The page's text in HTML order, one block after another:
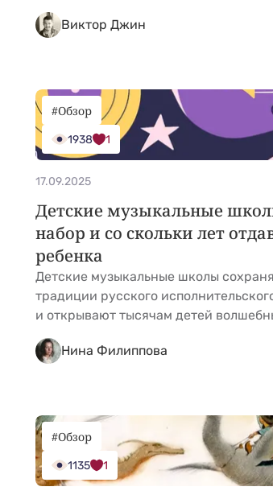
художественной школы для малыша
просто поиск кружка по интересам, а
студий и кружков, в
преподают системно, по
<a href="https://kidgu.ru/journal/
hudozhestvennye-shkoly-spb/
Виктор Джин
#Обзор
1938 1
17.09.2025
Детские музыкальные
набор и со скольки лет
ребенка
Детские музыкальные школы
традиции русского
и открывают тысячам детей
музыки. Это не только возможность
и научиться импровизации, но и шанс
Разберемся, как попасть в
что ждет юных музыкантов за
&hellip; <a href="https://kidgu.ru/
muzykalnye-shkoly/">Continued</a>
Нина Филиппова
#Обзор
1135 1